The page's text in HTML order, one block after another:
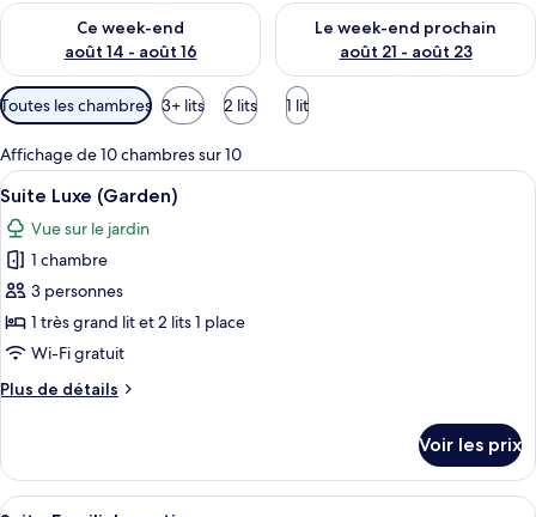
Ce week-end
août 14 - août 16
Vérifier la disponibilité pour ce week-end août 14 - août 16
Le week-end prochain
août 21 - août 23
Vérifier la disponibilité pour
Filtres
disponibles
pour
les
chambres
Toutes les chambres 3+ lits 2 lits 1 lit
Affichage de 10 chambres sur 10
Afficher
toutes
les
photos
pour
ce
type
chambre :
(Garden)
Une chambre d’hôtel avec deux lits,
5
Suite Luxe (Garden)
Vue sur le jardin
1 chambre
3 personnes
1 très grand lit et 2 lits 1 place
Wi-Fi gratuit
Plus de détails
Plus
le
type
Voir les prix
Afficher
Une salle de bain moderne avec un